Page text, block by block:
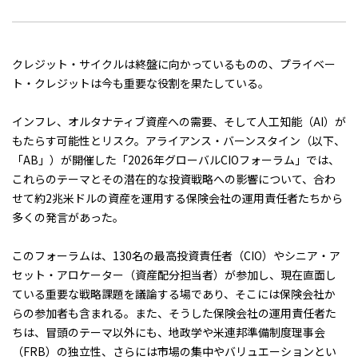
クレジット・サイクルは終盤に向かっているものの、プライベー
ト・クレジットは今も重要な役割を果たしている。
インフレ、オルタナティブ資産への需要、そして人工知能（AI）が
もたらす可能性とリスク。アライアンス・バーンスタイン（以下、
「AB」）が開催した「2026年グローバルCIOフォーラム」では、
これらのテーマとその潜在的な投資戦略への影響について、合わ
せて約2兆米ドルの資産を運用する保険会社の運用責任者たちから
多くの発言があった。
このフォーラムは、130名の最高投資責任者（CIO）やシニア・ア
セット・アロケーター（資産配分担当者）が参加し、現在直面し
ている重要な戦略課題を議論する場であり、そこには保険会社か
らの参加者も含まれる。また、そうした保険会社の運用責任者た
ちは、冒頭のテーマ以外にも、地政学や米連邦準備制度理事会
（FRB）の独立性、さらには市場の集中やバリュエーションとい